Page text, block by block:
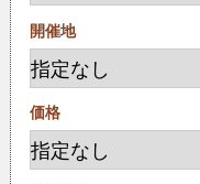
開催地
価格